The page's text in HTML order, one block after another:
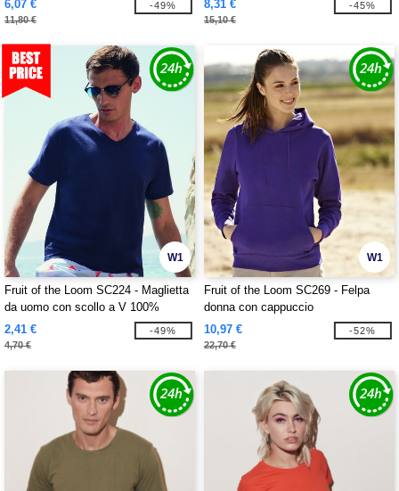
6,07 €
11,80 €
-49% 8,31 €
15,10 €
-45%
W1
Fruit of the Loom SC224 - Maglietta
da uomo con scollo a V 100%
cotone
2,41 €
4,70 €
-49%
W1
Fruit of the Loom SC269 - Felpa
donna con cappuccio
10,97 €
22,70 €
-52%